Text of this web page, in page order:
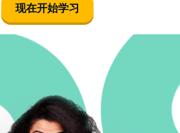
现在开始学习